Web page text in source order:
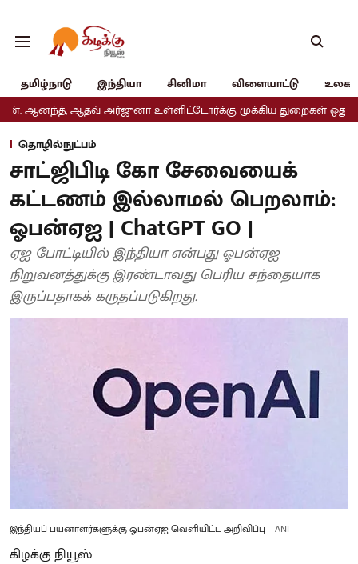
தமிழ்நாடு இந்தியா சினிமா விளையாட்டு
அர்ஜுனா உள்ளிட்டோர்க்கு முக்கிய துறைகள் ஒதுக்கீடு
தொழில்நுட்பம்
சாட்ஜிபிடி கோ சேவையைக்
கட்டணம் இல்லாமல் பெறலாம்:
ஓபன்ஏஐ | ChatGPT GO |
ஏஐ போட்டியில் இந்தியா என்பது ஓபன்ஏஐ
நிறுவனத்துக்கு இரண்டாவது பெரிய சந்தையாக
இருப்பதாகக் கருதப்படுகிறது.
இந்தியப் பயனாளர்களுக்கு ஓபன்ஏஐ வெளியிட்ட அறிவிப்பு ANI
கிழக்கு நியூஸ்